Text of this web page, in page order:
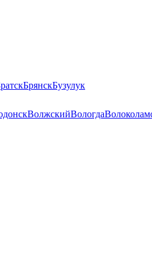
БрянскБузулук
ВолжскийВологда